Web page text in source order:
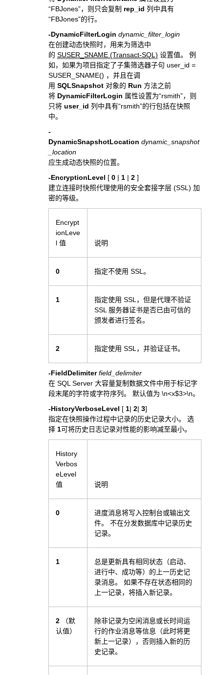
“FBJones”，则只会复制 rep_id 列中具有
“FBJones”的行。
-DynamicFilterLogin dynamic_filter_login
在创建动态快照时，用来为筛选中
的 SUSER_SNAME (Transact-SQL) 设置值。 例
如，如果为项目指定了子集筛选器子句 user_id =
SUSER_SNAME() ，并且在调
用 SQLSnapshot 对象的 Run 方法之前
将 DynamicFilterLogin 属性设置为“rsmith”，则
只将 user_id 列中具有“rsmith”的行包括在快照
中。
-
DynamicSnapshotLocation dynamic_snapshot
_location
应生成动态快照的位置。
-EncryptionLevel [ 0 | 1 | 2 ]
建立连接时快照代理使用的安全套接字层 (SSL) 加
密的等级。
Encrypt
ionLeve
l 值
说明
0 指定不使用 SSL。
1
指定使用 SSL，但是代理不验证
SSL 服务器证书是否已由可信的
颁发者进行签名。
2 指定使用 SSL，并验证证书。
-FieldDelimiter field_delimiter
在 SQL Server 大容量复制数据文件中用于标记字
段末尾的字符或字符序列。 默认值为 \n<x$3>\n。
-HistoryVerboseLevel [ 1| 2| 3]
指定在快照操作过程中记录的历史记录大小。 选
择 1可将历史日志记录对性能的影响减至最小。
History
Verbos
eLevel
值
说明
0
进度消息将写入控制台或输出文
件。 不在分发数据库中记录历史
记录。
1
总是更新具有相同状态（启动、
进行中、成功等）的上一历史记
录消息。 如果不存在状态相同的
上一记录，将插入新记录。
2 （默
认值）
除非记录为空闲消息或长时间运
行的作业消息等信息（此时将更
新上一记录），否则插入新的历
史记录。